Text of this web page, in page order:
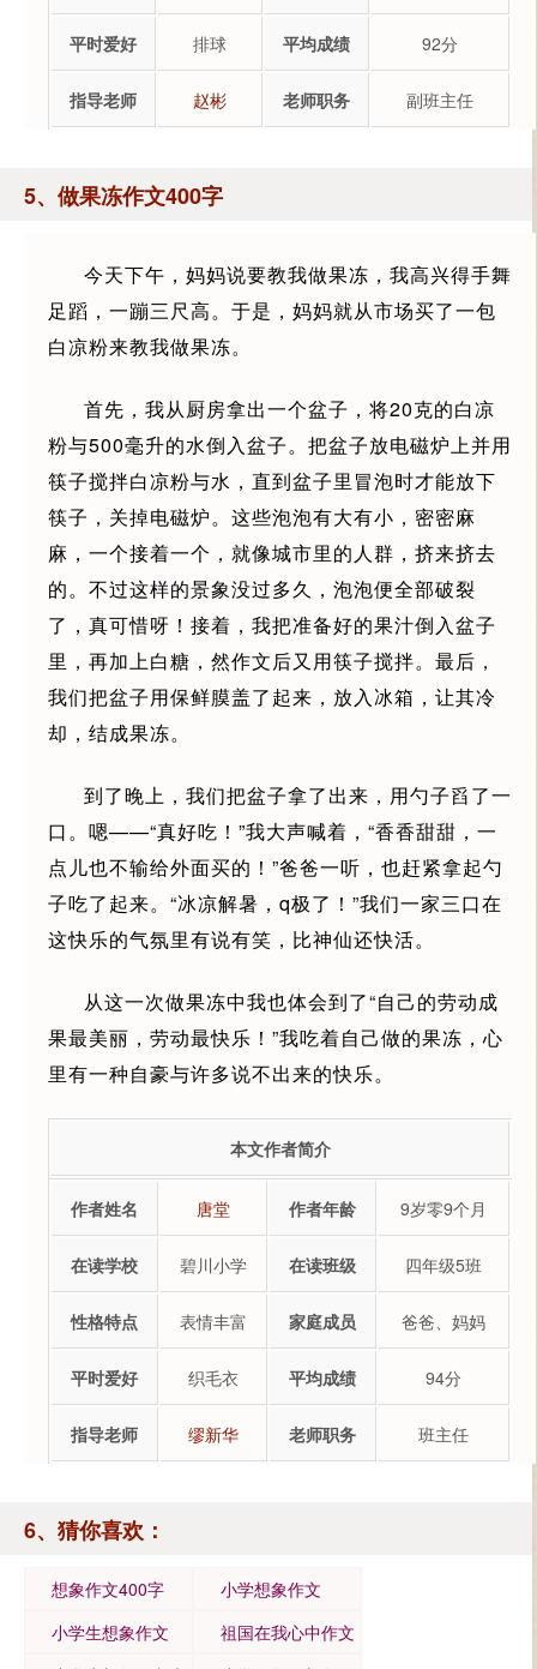
平时爱好 排球 平均成绩 92分
指导老师 赵彬 老师职务 副班主任
5、做果冻作文400字
今天下午，妈妈说要教我做果冻，我高兴得手舞
足蹈，一蹦三尺高。于是，妈妈就从市场买了一包
白凉粉来教我做果冻。
首先，我从厨房拿出一个盆子，将20克的白凉
粉与500毫升的水倒入盆子。把盆子放电磁炉上并用
筷子搅拌白凉粉与水，直到盆子里冒泡时才能放下
筷子，关掉电磁炉。这些泡泡有大有小，密密麻
麻，一个接着一个，就像城市里的人群，挤来挤去
的。不过这样的景象没过多久，泡泡便全部破裂
了，真可惜呀！接着，我把准备好的果汁倒入盆子
里，再加上白糖，然作文后又用筷子搅拌。最后，
我们把盆子用保鲜膜盖了起来，放入冰箱，让其冷
却，结成果冻。
到了晚上，我们把盆子拿了出来，用勺子舀了一
口。嗯——“真好吃！”我大声喊着，“香香甜甜，一
点儿也不输给外面买的！”爸爸一听，也赶紧拿起勺
子吃了起来。“冰凉解暑，q极了！”我们一家三口在
这快乐的气氛里有说有笑，比神仙还快活。
从这一次做果冻中我也体会到了“自己的劳动成
果最美丽，劳动最快乐！”我吃着自己做的果冻，心
里有一种自豪与许多说不出来的快乐。
本文作者简介
作者姓名 唐堂 作者年龄 9岁零9个月
在读学校 碧川小学 在读班级 四年级5班
性格特点 表情丰富 家庭成员 爸爸、妈妈
平时爱好 织毛衣 平均成绩 94分
指导老师 缪新华 老师职务 班主任
6、猜你喜欢：
想象作文400字
小学想象作文
小学生想象作文
祖国在我心中作文